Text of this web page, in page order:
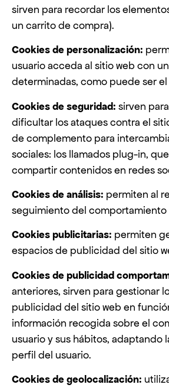
sirven para recordar los
un carrito de compra).
Cookies de personalización:
usuario acceda al sitio web con
determinadas, como puede ser el
Cookies de seguridad: sirven
dificultar los ataques contra el
de complemento para
sociales: los llamados plug-in,
compartir contenidos en redes
Cookies de análisis: permiten al
seguimiento del comportamiento
Cookies publicitarias: permiten
espacios de publicidad del sitio
Cookies de publicidad
anteriores, sirven para gestionar
publicidad del sitio web en
información recogida sobre el
usuario y sus hábitos, adaptando
perfil del usuario.
Cookies de geolocalización: